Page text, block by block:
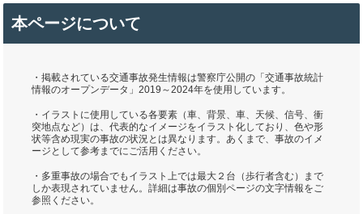
本ページについて
・掲載されている交通事故発生情報は警察庁公開の「交通事故統計
情報のオープンデータ」2019～2024年を使用しています。
・イラストに使用している各要素（車、背景、車、天候、信号、衝
突地点など）は、代表的なイメージをイラスト化しており、色や形
状等含め現実の事故の状況とは異なります。あくまで、事故のイメ
ージとして参考までにご活用ください。
・多重事故の場合でもイラスト上では最大２台（歩行者含む）まで
しか表現されていません。詳細は事故の個別ページの文字情報をご
参照ください。